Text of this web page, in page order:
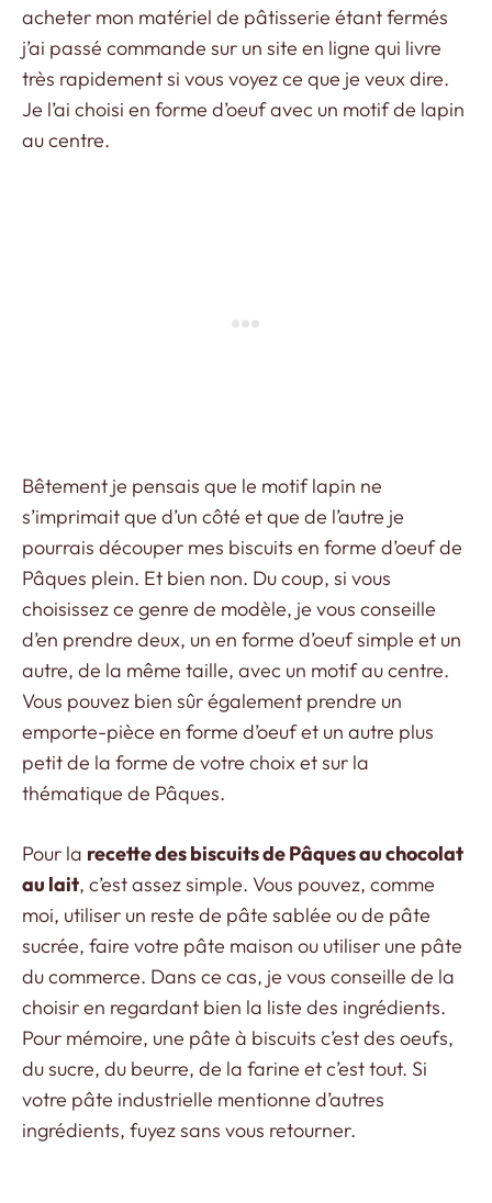
acheter mon matériel de pâtisserie étant fermés
j’ai passé commande sur un site en ligne qui livre
très rapidement si vous voyez ce que je veux dire.
Je l’ai choisi en forme d’oeuf avec un motif de lapin
au centre.
Bêtement je pensais que le motif lapin ne
s’imprimait que d’un côté et que de l’autre je
pourrais découper mes biscuits en forme d’oeuf de
Pâques plein. Et bien non. Du coup, si vous
choisissez ce genre de modèle, je vous conseille
d’en prendre deux, un en forme d’oeuf simple et un
autre, de la même taille, avec un motif au centre.
Vous pouvez bien sûr également prendre un
emporte-pièce en forme d’oeuf et un autre plus
petit de la forme de votre choix et sur la
thématique de Pâques.
Pour la recette des biscuits de Pâques au chocolat
au lait, c’est assez simple. Vous pouvez, comme
moi, utiliser un reste de pâte sablée ou de pâte
sucrée, faire votre pâte maison ou utiliser une pâte
du commerce. Dans ce cas, je vous conseille de la
choisir en regardant bien la liste des ingrédients.
Pour mémoire, une pâte à biscuits c’est des oeufs,
du sucre, du beurre, de la farine et c’est tout. Si
votre pâte industrielle mentionne d’autres
ingrédients, fuyez sans vous retourner.